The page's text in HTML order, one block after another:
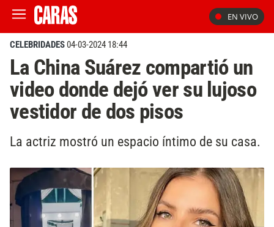
EN VIVO
CELEBRIDADES04-03-2024 18:44
La China Suárez compartió un
video donde dejó ver su lujoso
vestidor de dos pisos
La actriz mostró un espacio íntimo de su casa.